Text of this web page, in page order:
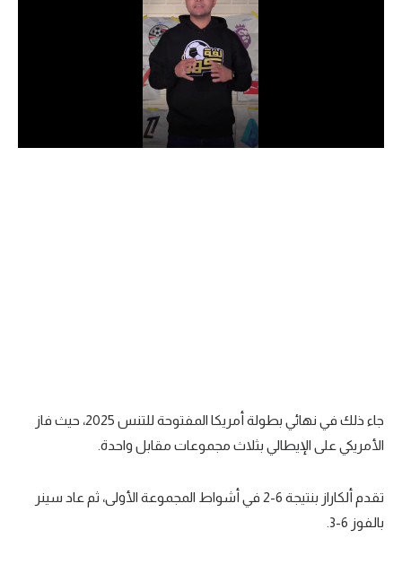
الدوري السعودي للمحترفين
سعودي في الجول
الدوري الإسباني
جاء ذلك في نهائي بطولة أمريكا المفتوحة للتنس 2025، حيث فاز
الأمريكي على الإيطالي بثلاث مجموعات مقابل واحدة.
تقدم ألكاراز بنتيجة 6-2 في أشواط المجموعة الأولى، ثم عاد سينر
بالفوز 6-3.